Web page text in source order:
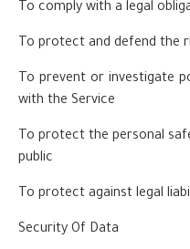
To comply with a legal
To protect and defend the
To prevent or investigate
with the Service
To protect the personal
public
To protect against legal
Security Of Data